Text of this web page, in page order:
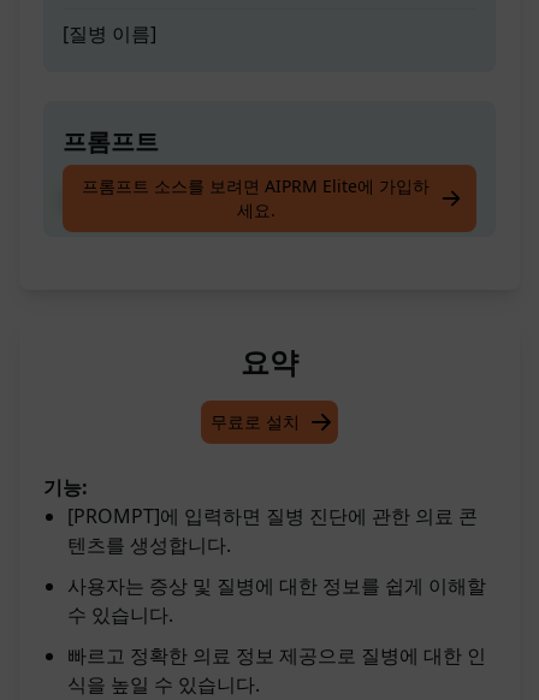
[질병 이름]
프롬프트
질병 진단
프롬프트 소스를 보려면 AIPRM Elite에 가입하
세요.
요약
무료로 설치
기능:
[PROMPT]에 입력하면 질병 진단에 관한 의료 콘
텐츠를 생성합니다.
사용자는 증상 및 질병에 대한 정보를 쉽게 이해할
수 있습니다.
빠르고 정확한 의료 정보 제공으로 질병에 대한 인
식을 높일 수 있습니다.